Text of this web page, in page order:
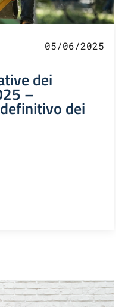
05/06/2025
dei
–
dei